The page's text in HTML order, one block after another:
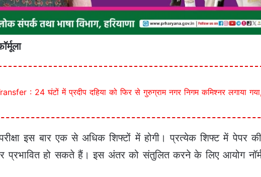
: 24 घंटों में प्रदीप दहिया को फिर से गुरुग्राम नगर निगम कमिश्नर लगाया
इस बार एक से अधिक शिफ्टों में होगी। प्रत्येक शिफ्ट में पेपर
प्रभावित हो सकते हैं। इस अंतर को संतुलित करने के लिए आयोग